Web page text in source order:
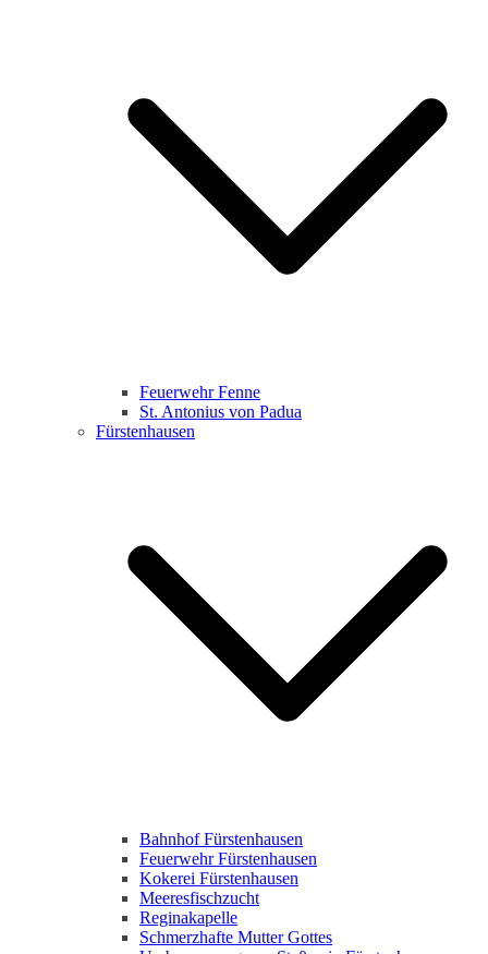
Feuerwehr Fenne
St. Antonius von Padua
Fürstenhausen
Bahnhof Fürstenhausen
Feuerwehr Fürstenhausen
Kokerei Fürstenhausen
Meeresfischzucht
Reginakapelle
Schmerzhafte Mutter Gottes